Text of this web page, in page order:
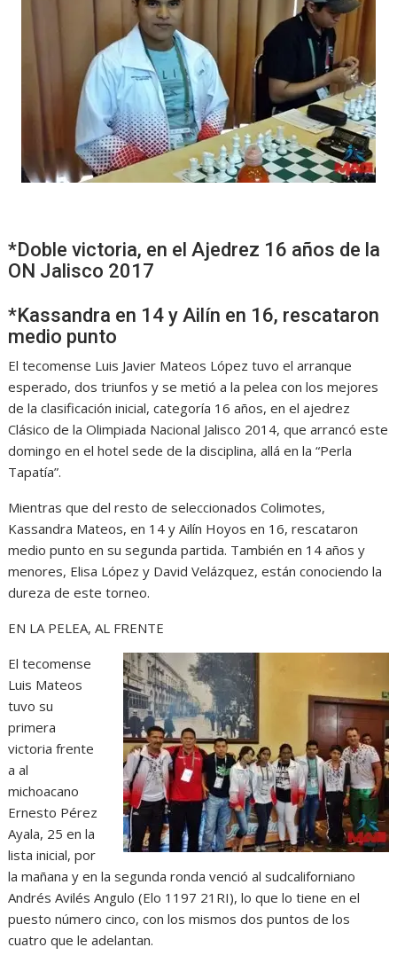
*Doble victoria, en el Ajedrez 16 años de la
ON Jalisco 2017
*Kassandra en 14 y Ailín en 16, rescataron
medio punto
El tecomense Luis Javier Mateos López tuvo el arranque
esperado, dos triunfos y se metió a la pelea con los mejores
de la clasificación inicial, categoría 16 años, en el ajedrez
Clásico de la Olimpiada Nacional Jalisco 2014, que arrancó este
domingo en el hotel sede de la disciplina, allá en la “Perla
Tapatía”.
Mientras que del resto de seleccionados Colimotes,
Kassandra Mateos, en 14 y Ailín Hoyos en 16, rescataron
medio punto en su segunda partida. También en 14 años y
menores, Elisa López y David Velázquez, están conociendo la
dureza de este torneo.
EN LA PELEA, AL FRENTE
El tecomense
Luis Mateos
tuvo su
primera
victoria frente
a al
michoacano
Ernesto Pérez
Ayala, 25 en la
lista inicial, por
la mañana y en la segunda ronda venció al sudcaliforniano
Andrés Avilés Angulo (Elo 1197 21RI), lo que lo tiene en el
puesto número cinco, con los mismos dos puntos de los
cuatro que le adelantan.